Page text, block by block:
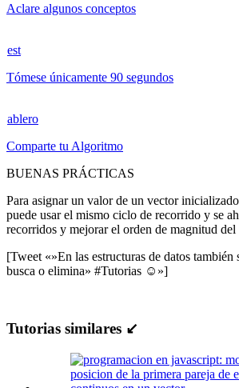
Aclare algunos conceptos
est
Tómese únicamente 90 segundos
ablero
Comparte tu Algoritmo
BUENAS PRÁCTICAS
Para asignar un valor de un vector
puede usar el mismo ciclo de recorrido y se
recorridos y mejorar el orden de magnitud
[Tweet «»En las estructuras de datos también
busca o elimina» #Tutorias ☺»]
Tutorias similares ↙